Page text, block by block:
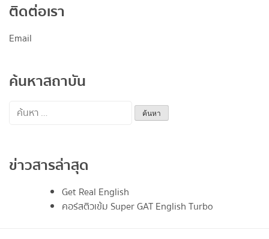
ติดต่อเรา
Email
ค้นหาสถาบัน
ค้นหา
ข่าวสารล่าสุด
Get Real English
คอร์สติวเข้ม Super GAT English Turbo